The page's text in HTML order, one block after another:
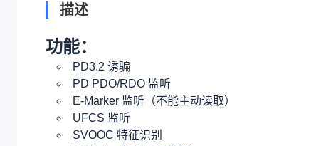
描述
功能：
PD3.2 诱骗
PD PDO/RDO 监听
E-Marker 监听（不能主动读取）
UFCS 监听
SVOOC 特征识别